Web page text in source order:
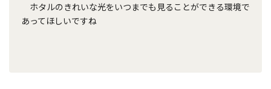
ホタルのきれいな光をいつまでも見ることができる環境で
あってほしいですね